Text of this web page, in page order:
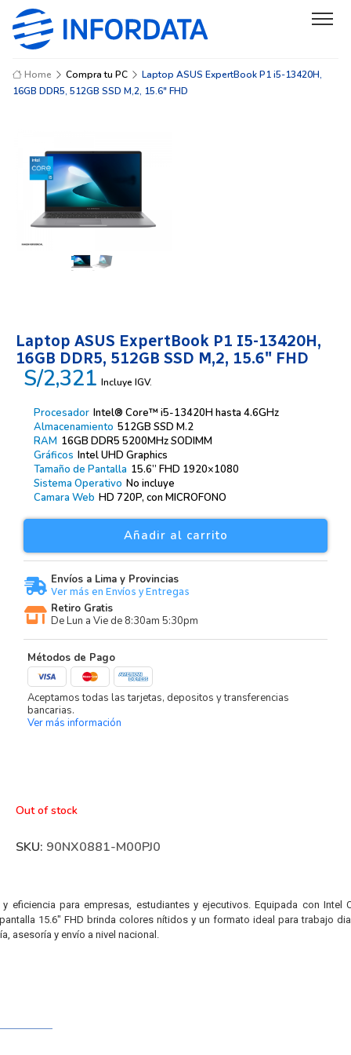
Home Compra tu PC
Laptop ASUS ExpertBook P1 i5-13420H,
16GB DDR5, 512GB SSD M,2, 15.6" FHD
Laptop ASUS ExpertBook P1 I5-13420H,
16GB DDR5, 512GB SSD M,2, 15.6″ FHD
Procesador Intel® Core™ i5-13420H hasta 4.6GHz
Almacenamiento 512GB SSD M.2
RAM 16GB DDR5 5200MHz SODIMM
Gráficos Intel UHD Graphics
Tamaño de Pantalla 15.6” FHD 1920×1080
Sistema Operativo No incluye
Camara Web HD 720P, con MICROFONO
S/2,321 Incluye IGV.
Añadir al carrito
Envíos a Lima y Provincias
Ver más en Envíos y Entregas
Retiro Gratis
De Lun a Vie de 8:30am 5:30pm
Métodos de Pago
Aceptamos todas las tarjetas, depositos y transferencias
bancarias.
Ver más información
Out of stock
SKU: 90NX0881-M00PJ0
para empresas, estudiantes y ejecutivos. Equipada con Intel
15.6″ FHD brinda colores nítidos y un formato ideal para trabajo
asesoría y envío a nivel nacional.